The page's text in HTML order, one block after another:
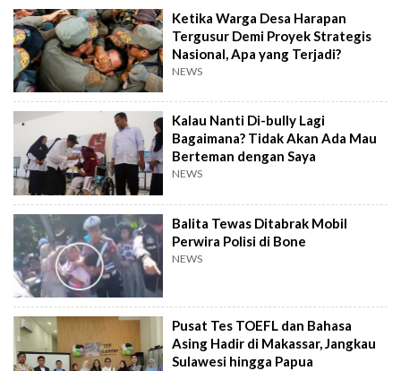
Ketika Warga Desa Harapan
Tergusur Demi Proyek Strategis
Nasional, Apa yang Terjadi?
NEWS
Kalau Nanti Di-bully Lagi
Bagaimana? Tidak Akan Ada Mau
Berteman dengan Saya
NEWS
Balita Tewas Ditabrak Mobil
Perwira Polisi di Bone
NEWS
Pusat Tes TOEFL dan Bahasa
Asing Hadir di Makassar, Jangkau
Sulawesi hingga Papua